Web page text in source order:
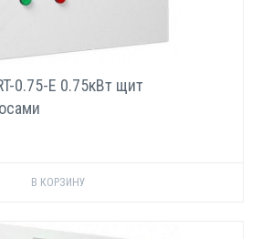
0.75-E 0.75кВт щит